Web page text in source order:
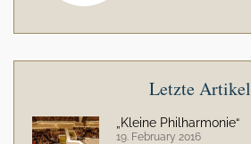
Letzte Artikel
„Kleine Philharmonie“
19. February 2016